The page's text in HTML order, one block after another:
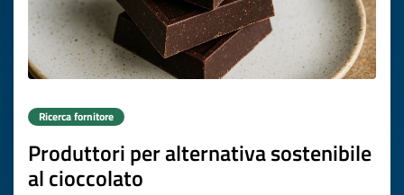
Ricerca fornitore
Produttori per alternativa sostenibile
al cioccolato